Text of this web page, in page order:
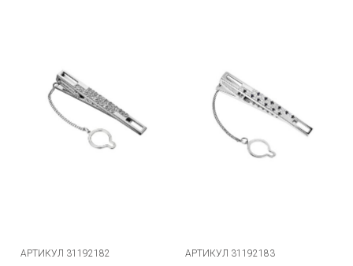
АРТИКУЛ 31192182 АРТИКУЛ 31192183